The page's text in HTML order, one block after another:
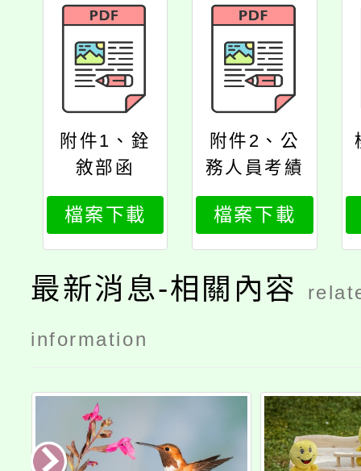
附件1、銓
敘部函
檔案下載
附件2、公
務人員考績
法修正第三
條、第十一
條及第十二
條條文
檔案下載
最新消息-相關內容
information